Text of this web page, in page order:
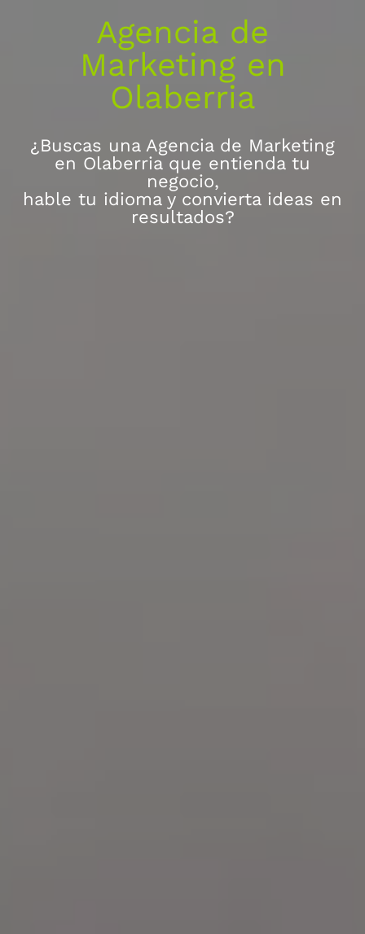
Agencia de
Marketing en
Olaberria
¿Buscas una Agencia de Marketing
en Olaberria que entienda tu
negocio,
hable tu idioma y convierta ideas en
resultados?